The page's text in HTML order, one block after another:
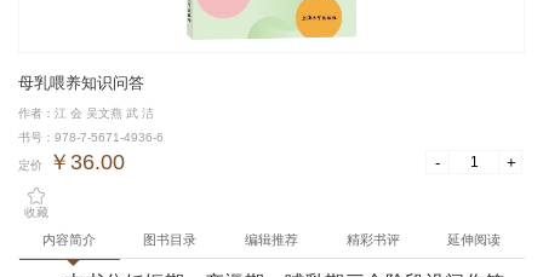
母乳喂养知识问答
作者：江 会 吴文燕 武 洁
书号：978-7-5671-4936-6
定价 ￥36.00 - +
收藏
内容简介 图书目录 编辑推荐 精彩书评 延伸阅读